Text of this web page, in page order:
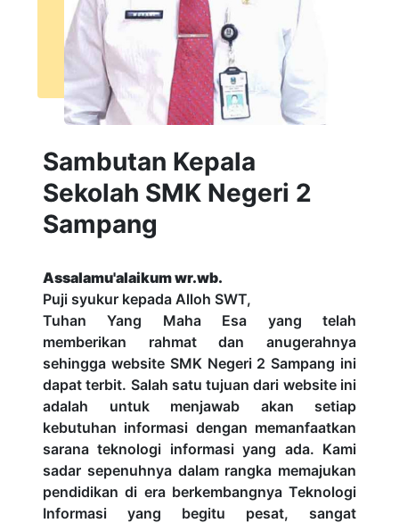
Sambutan Kepala
Sekolah SMK Negeri 2
Sampang
Assalamu'alaikum wr.wb.
Puji syukur kepada Alloh SWT,
Tuhan Yang Maha Esa yang telah
memberikan rahmat dan anugerahnya
sehingga website SMK Negeri 2 Sampang ini
dapat terbit. Salah satu tujuan dari website ini
adalah untuk menjawab akan setiap
kebutuhan informasi dengan memanfaatkan
sarana teknologi informasi yang ada. Kami
sadar sepenuhnya dalam rangka memajukan
pendidikan di era berkembangnya Teknologi
Informasi yang begitu pesat, sangat